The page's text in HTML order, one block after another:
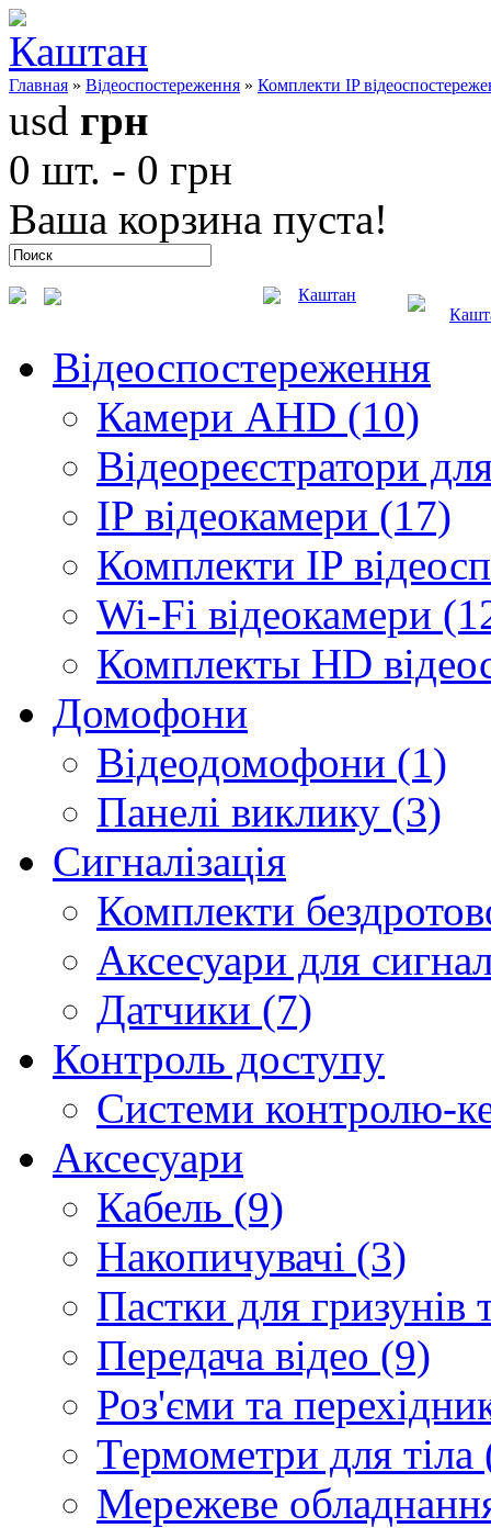
Главная » Відеоспостереження » Комплекти IP
usd грн
0 шт. - 0 грн
Ваша корзина пуста!
Каштан
Відеоспостереження
Камери AHD (10)
Відеореєстратори
IP відеокамери (17)
Комплекти IP
Wi-Fi відеокамери
Комплекты HD
Домофони
Відеодомофони (1)
Панелі виклику (3)
Сигналізація
Комплекти
Аксесуари для
Датчики (7)
Контроль доступу
Системи контролю-
Аксесуари
Кабель (9)
Накопичувачі (3)
Пастки для гризунів
Передача відео (9)
Роз'єми та
Термометри для тіла
Мережеве